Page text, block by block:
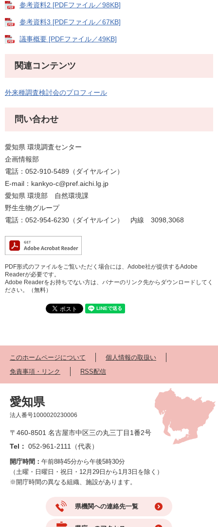
参考資料2 [PDFファイル／98KB]
参考資料3 [PDFファイル／67KB]
議事概要 [PDFファイル／49KB]
関連コンテンツ
外来種調査検討会のプロフィール
問い合わせ
愛知県 環境調査センター
企画情報部
電話：052-910-5489（ダイヤルイン）
E-mail：kankyo-c@pref.aichi.lg.jp
愛知県 環境部 自然環境課
野生生物グループ
電話：052-954-6230（ダイヤルイン） 内線 3098,3068
PDF形式のファイルをご覧いただく場合には、Adobe社が提供するAdobe
Readerが必要です。
Adobe Readerをお持ちでない方は、バナーのリンク先からダウンロードしてく
ださい。（無料）
このホームページについて
個人情報の取扱い
免責事項・リンク
RSS配信
愛知県
法人番号1000020230006
〒460-8501 名古屋市中区三の丸三丁目1番2号
Tel： 052-961-2111（代表）
開庁時間： 午前8時45分から午後5時30分
（土曜・日曜日・祝日・12月29日から1月3日を除く）
※開庁時間の異なる組織、施設があります。
県機関への連絡先一覧